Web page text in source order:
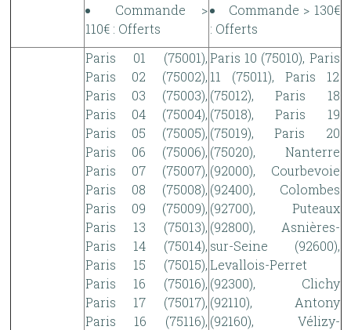
Commande >
110€ : Offerts
Commande > 130€
: Offerts
Paris 01 (75001),
Paris 02 (75002),
Paris 03 (75003),
Paris 04 (75004),
Paris 05 (75005),
Paris 06 (75006),
Paris 07 (75007),
Paris 08 (75008),
Paris 09 (75009),
Paris 13 (75013),
Paris 14 (75014),
Paris 15 (75015),
Paris 16 (75016),
Paris 17 (75017),
Paris 16 (75116),
Paris 10 (75010), Paris
11 (75011), Paris 12
(75012), Paris 18
(75018), Paris 19
(75019), Paris 20
(75020), Nanterre
(92000), Courbevoie
(92400), Colombes
(92700), Puteaux
(92800), Asnières-
sur-Seine (92600),
Levallois-Perret
(92300), Clichy
(92110), Antony
(92160), Vélizy-